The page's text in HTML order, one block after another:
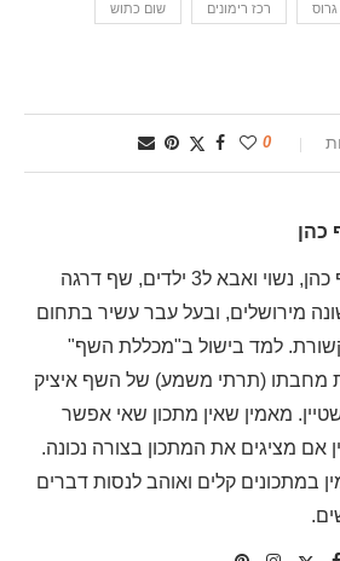
רכז רימונים שום כתוש
0
כהן
אסף כהן, נשוי ואבא ל3 ילדים, שף דרגה
מירושלים, ובעל עבר עשיר בתחום
למד בישול ב"מכללת השף"
מחבתו (תרתי משמע) של השף איציק
מאמין שאין מתכון שאי אפשר
אם מציגים את המתכון בצורה נכונה.
במתכונים קלים ואוהב לנסות דברים